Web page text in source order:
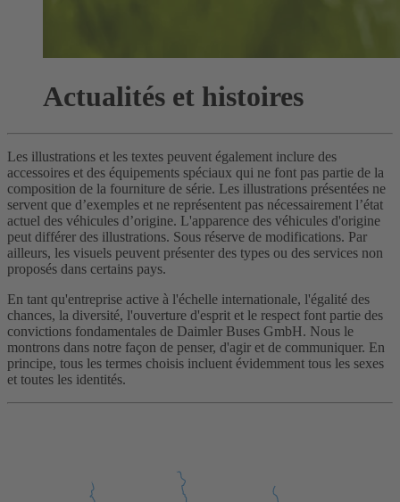
Actualités et histoires
Les illustrations et les textes peuvent également inclure des
accessoires et des équipements spéciaux qui ne font pas partie de la
composition de la fourniture de série. Les illustrations présentées ne
servent que d’exemples et ne représentent pas nécessairement l’état
actuel des véhicules d’origine. L'apparence des véhicules d'origine
peut différer des illustrations. Sous réserve de modifications. Par
ailleurs, les visuels peuvent présenter des types ou des services non
proposés dans certains pays.
En tant qu'entreprise active à l'échelle internationale, l'égalité des
chances, la diversité, l'ouverture d'esprit et le respect font partie des
convictions fondamentales de Daimler Buses GmbH. Nous le
montrons dans notre façon de penser, d'agir et de communiquer. En
principe, tous les termes choisis incluent évidemment tous les sexes
et toutes les identités.